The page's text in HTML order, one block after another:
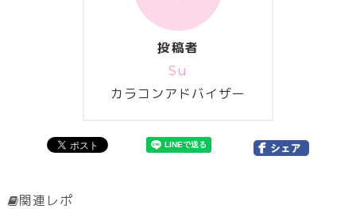
投稿者
Su
カラコンアドバイザー
関連レポ